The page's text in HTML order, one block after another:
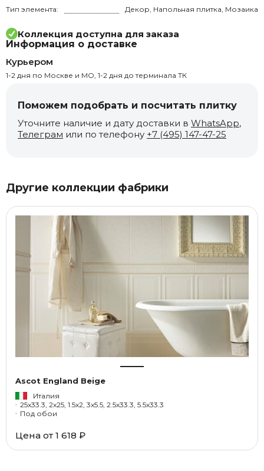
Тип элемента:
Декор, Напольная плитка, Мозаика
Коллекция доступна для заказа
Информация о доставке
Курьером
1-2 дня по Москве и МО, 1-2 дня до терминала ТК
Поможем подобрать и посчитать плитку
Уточните наличие и дату доставки в WhatsApp,
Телеграм или по телефону +7 (495) 147-47-25
Другие коллекции фабрики
Ascot England Beige
Италия
25x33.3, 2x25, 1.5x2, 3x5.5, 2.5x33.3, 5.5x33.3
Под обои
Цена от 1 618 ₽